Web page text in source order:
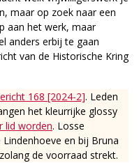
maar op zoek naar een
aan het werk, maar
anders erbij te gaan
van de Historische Kring
168 [2024-2]. Leden
het kleurrijke glossy
lid worden. Losse
en bij Bruna
de voorraad strekt.